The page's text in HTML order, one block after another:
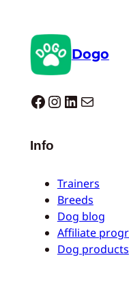
Dogo
Dogo facebook InstagramLinkedIn E-Mail
Info
Trainers
Breeds
Dog blog
Affiliate
Dog products